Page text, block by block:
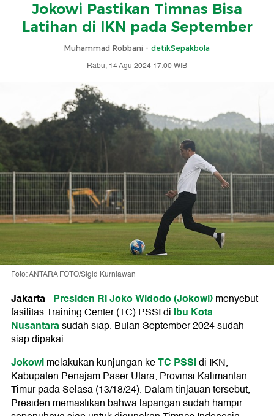
Jokowi Pastikan Timnas Bisa
Latihan di IKN pada September
Muhammad Robbani - detikSepakbola
Rabu, 14 Agu 2024 17:00 WIB
Foto: ANTARA FOTO/Sigid Kurniawan
Jakarta-Presiden RI Joko Widodo (Jokowi)menyebut
fasilitas Training Center (TC) PSSI di Ibu Kota
Nusantarasudah siap. Bulan September 2024 sudah
siap dipakai.
Jokowimelakukan kunjungan keTC PSSIdi IKN,
Kabupaten Penajam Paser Utara, Provinsi Kalimantan
Timur pada Selasa (13/18/24). Dalam tinjauan tersebut,
Presiden memastikan bahwa lapangan sudah hampir